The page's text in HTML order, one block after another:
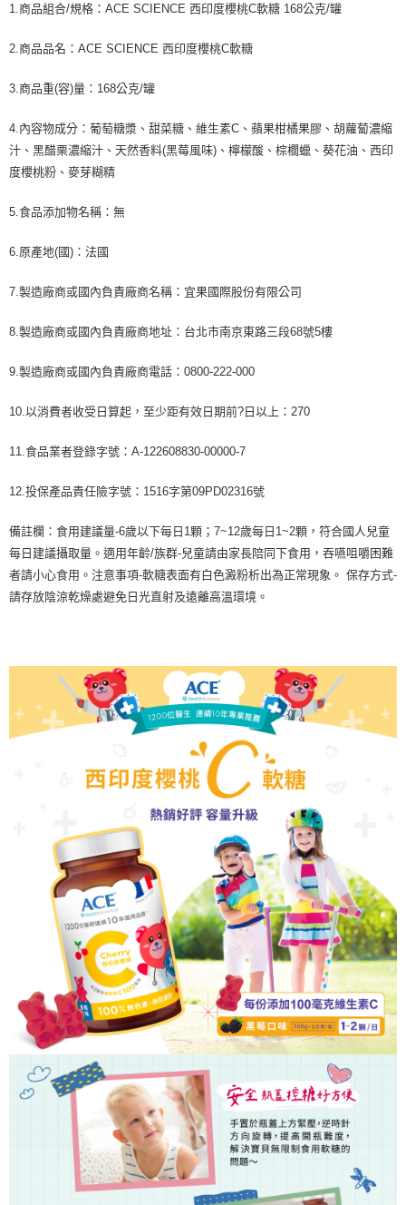
購買商品的店家。未經商家同意取消之訂單仍視為有效，需透過AFTEE先享
※ 交易是否成功請以「AFTEE先享後付 」之結帳頁面顯示為準，若有關於
１．透過由恩沛科技股份有限公司提供之「AFTEE先享後付」服務完成之交
易，需依本服務之必要範圍內提供個人資料，並將交易相關給付款項請求債
權轉讓予恩沛科技股份有限公司。
２．關於個人資料處理事宜，請瀏覽以下網址：
３．未成年的使用者請事先徵得法定代理人或監護人之同意方可使用
４．使用「AFTEE先享後付」時，將依據個別帳號之用戶狀況，依本公司即
請求用戶進行身份認證。
恩沛科技股份有限公司將有權停止該用戶之使用額度並採取法律行動。
每筆NT$60，滿NT$590(含以上)免運費
付款後7-11取貨
每筆NT$100，滿NT$590(含以上)免運費
1.商品組合/規格：ACE SCIENCE 西印度櫻桃C軟糖 168公克/罐
2.商品品名：ACE SCIENCE 西印度櫻桃C軟糖
3.商品重(容)量：168公克/罐
4.內容物成分：葡萄糖漿、甜菜糖、維生素C、蘋果柑橘果膠、胡蘿蔔濃縮
汁、黑醋栗濃縮汁、天然香料(黑莓風味)、檸檬酸、棕櫚蠟、葵花油、西印
度櫻桃粉、麥芽糊精
5.食品添加物名稱：無
6.原產地(國)：法國
7.製造廠商或國內負責廠商名稱：宜果國際股份有限公司
8.製造廠商或國內負責廠商地址：台北市南京東路三段68號5樓
9.製造廠商或國內負責廠商電話：0800-222-000
10.以消費者收受日算起，至少距有效日期前?日以上：270
11.食品業者登錄字號：A-122608830-00000-7
12.投保產品責任險字號：1516字第09PD02316號
備註欄：食用建議量-6歲以下每日1顆；7~12歲每日1~2顆，符合國人兒童
每日建議攝取量。適用年齡/族群-兒童請由家長陪同下食用，吞嚥咀嚼困難
者請小心食用。注意事項-軟糖表面有白色澱粉析出為正常現象。 保存方式-
請存放陰涼乾燥處避免日光直射及遠離高溫環境。